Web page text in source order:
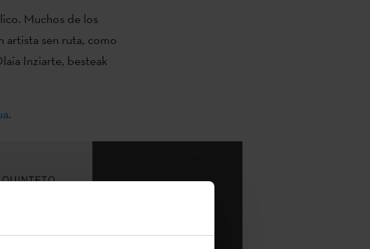
Muchos de los
artista sen ruta, como
Inziarte, besteak
.